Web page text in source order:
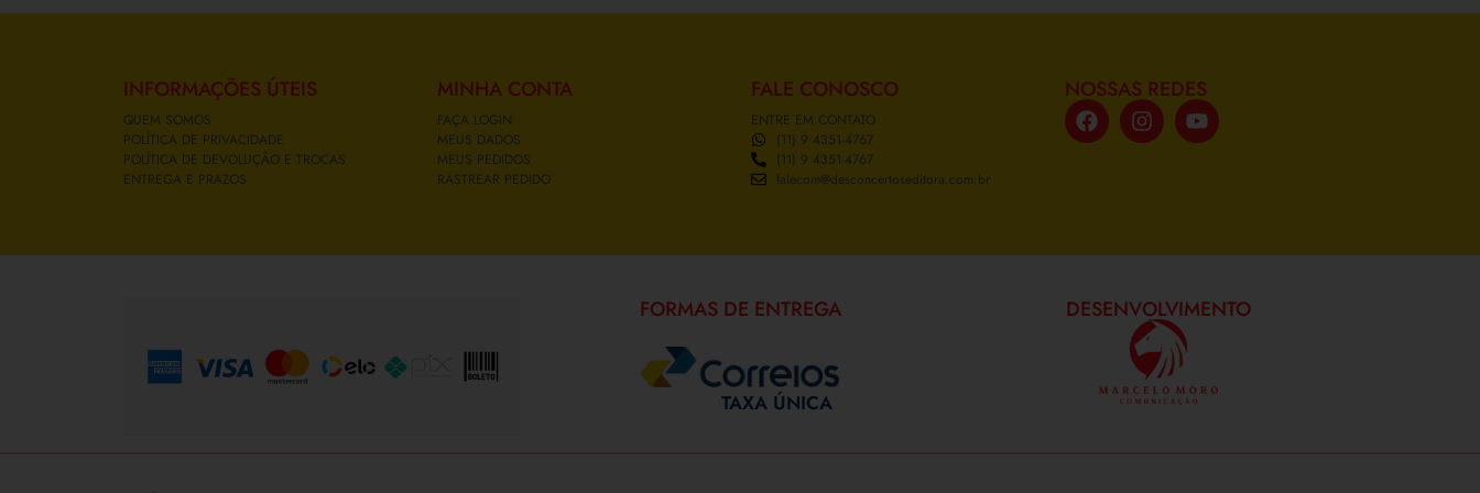
INFORMAÇÕES ÚTEIS
QUEM SOMOS
POLÍTICA DE PRIVACIDADE
POLÍTICA DE DEVOLUÇÃO E TROCAS
ENTREGA E PRAZOS
MINHA CONTA
FAÇA LOGIN
MEUS DADOS
MEUS PEDIDOS
RASTREAR PEDIDO
FALE CONOSCO
ENTRE EM CONTATO
(11) 9 4351-4767
(11) 9 4351-4767
falecom@desconcertoseditora.com.br
NOSSAS REDES
FORMAS DE ENTREGA
TAXA ÚNICA
DESENVOLVIMENTO